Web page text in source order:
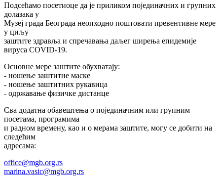
Подсећамо посетиоце да је приликом појединачних и групних
долазака у
Музеј града Београда неопходно поштовати превентивне мере
у циљу
заштите здравља и спречавања даљег ширења епидемије
вируса COVID-19.
Основне мере заштите обухватају:
- ношење заштитне маске
- ношење заштитних рукавица
- одржавање физичке дистанце
Сва додатна обавештења о појединачним или групним
посетама, програмима
и радном времену, као и о мерама заштите, могу се добити на
следећим
адресама:
office@mgb.org.rs
marina.vasic@mgb.org.rs